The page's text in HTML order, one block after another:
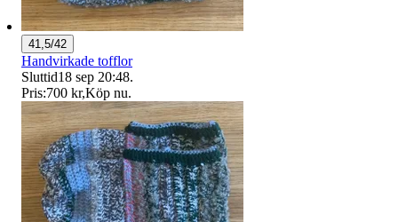
41,5/42
Handvirkade tofflor
Sluttid18 sep 20:48.
Pris:700 kr,Köp nu.